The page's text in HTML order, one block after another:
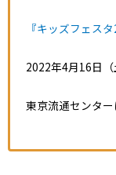
『キッズフェス
2022年4月16日（
東京流通センター